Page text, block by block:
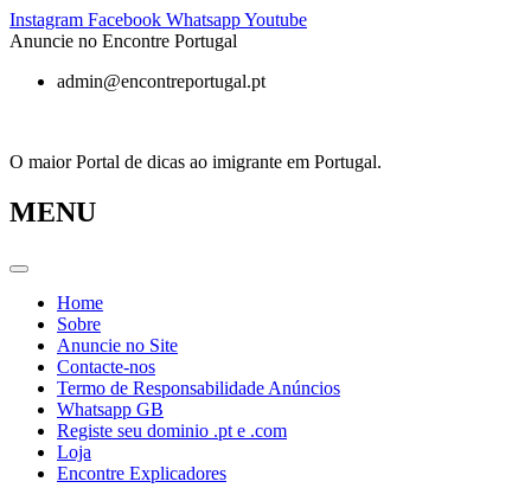
Pular
para
conteúdo
Instagram Facebook WhatsappYoutube
Anuncie no Encontre Portugal
admin@encontreportugal.pt
O maior Portal de dicas ao imigrante em Portugal.
MENU
Home
Sobre
Anuncie no Site
Contacte-nos
Termo de Responsabilidade Anúncios
Whatsapp GB
Registe seu dominio .pt e .com
Loja
Encontre Explicadores